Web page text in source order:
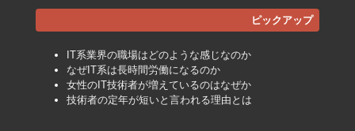
ピックアップ
IT系業界の職場はどのような感じなのか
なぜIT系は長時間労働になるのか
女性のIT技術者が増えているのはなぜか
技術者の定年が短いと言われる理由とは